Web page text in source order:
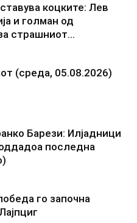
коцките: Лев
и голман од
страшниот...
(среда, 05.08.2026)
Барези: Илјадници
последна
го започна